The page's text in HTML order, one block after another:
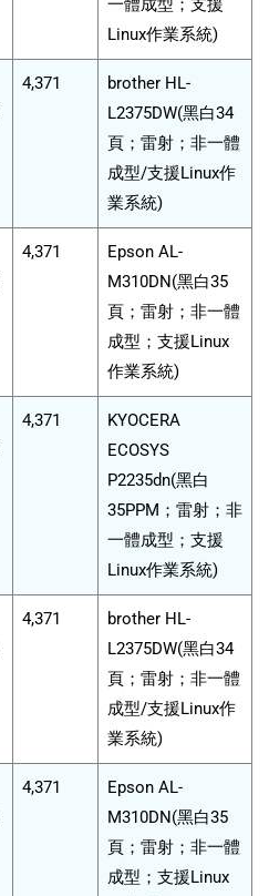
一體成型；支援
Linux作業系統)
4,371
brother HL-
L2375DW(黑白34
頁；雷射；非一體
成型/支援Linux作
業系統)
4,371
Epson AL-
M310DN(黑白35
頁；雷射；非一體
成型；支援Linux
作業系統)
4,371
KYOCERA
ECOSYS
P2235dn(黑白
35PPM；雷射；非
一體成型；支援
Linux作業系統)
4,371
brother HL-
L2375DW(黑白34
頁；雷射；非一體
成型/支援Linux作
業系統)
4,371
Epson AL-
M310DN(黑白35
頁；雷射；非一體
成型；支援Linux